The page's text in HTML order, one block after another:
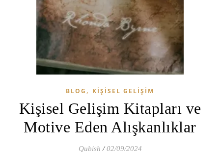
BLOG , KIŞISEL GELIŞIM
Kişisel Gelişim Kitapları ve
Motive Eden Alışkanlıklar
Qubish / 02/09/2024